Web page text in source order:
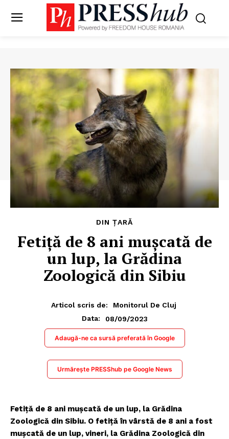
DIN ȚARĂ
Fetiță de 8 ani mușcată de
un lup, la Grădina
Zoologică din Sibiu
Articol scris de:
Monitorul De Cluj
Data:
08/09/2023
Adaugă-ne ca sursă preferată în Google
Urmărește PRESShub pe Google News
Fetiță de 8 ani mușcată de un lup, la Grădina
Zoologică din Sibiu. O fetiţă în vârstă de 8 ani a fost
muşcată de un lup, vineri, la Grădina Zoologică din